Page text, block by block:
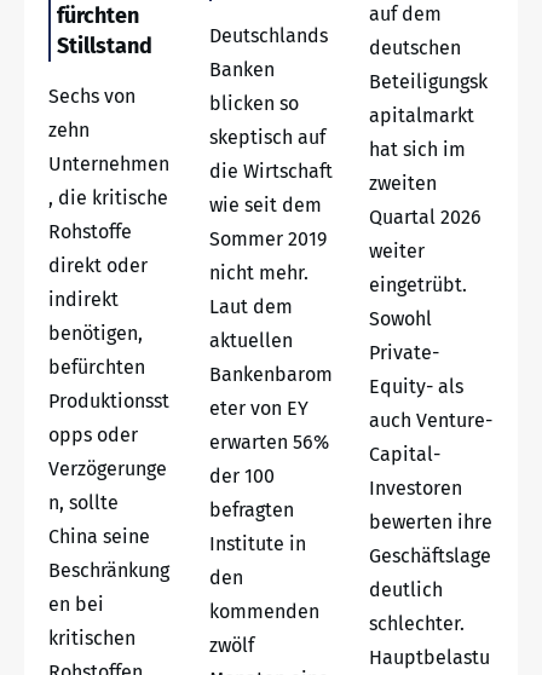
fürchten
Stillstand
Sechs von
zehn
Unternehmen
, die kritische
Rohstoffe
direkt oder
indirekt
benötigen,
befürchten
Produktionsst
opps oder
Verzögerunge
n, sollte
China seine
Beschränkung
en bei
kritischen
Deutschlands
Banken
blicken so
skeptisch auf
die Wirtschaft
wie seit dem
Sommer 2019
nicht mehr.
Laut dem
aktuellen
Bankenbarom
eter von EY
erwarten 56%
der 100
befragten
Institute in
den
kommenden
zwölf
auf dem
deutschen
Beteiligungsk
apitalmarkt
hat sich im
zweiten
Quartal 2026
weiter
eingetrübt.
Sowohl
Private-
Equity- als
auch Venture-
Capital-
Investoren
bewerten ihre
Geschäftslage
deutlich
schlechter.
Hauptbelastu